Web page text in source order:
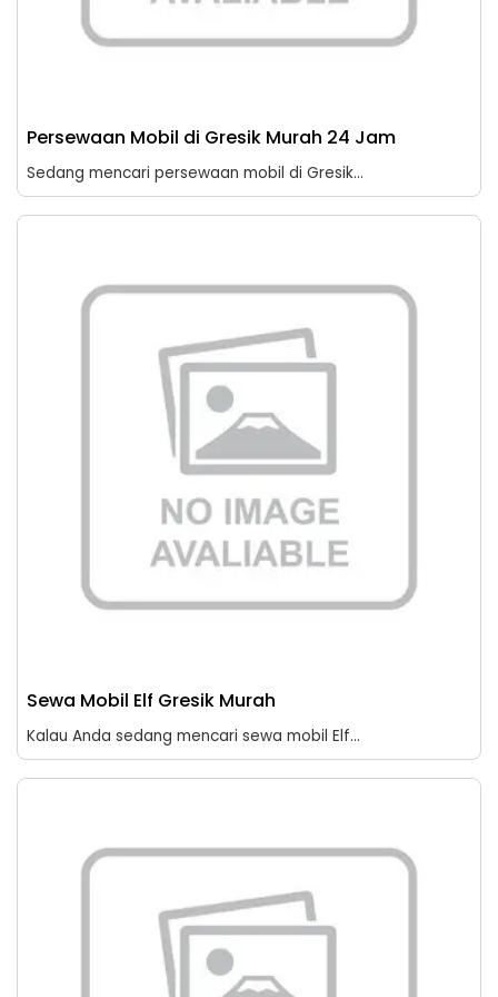
Persewaan Mobil di Gresik Murah 24 Jam
Sedang mencari persewaan mobil di Gresik...
Sewa Mobil Elf Gresik Murah
Kalau Anda sedang mencari sewa mobil Elf...